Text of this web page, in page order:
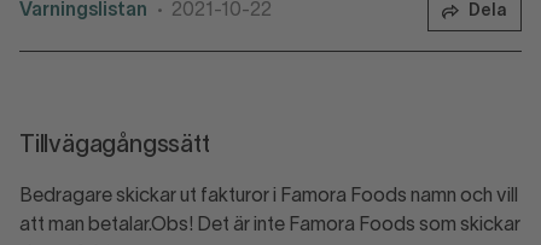
Varningslistan • 2021-10-22 Dela
Tillvägagångssätt
Bedragare skickar ut fakturor i Famora Foods namn och vill
att man betalar.Obs! Det är inte Famora Foods som skickar